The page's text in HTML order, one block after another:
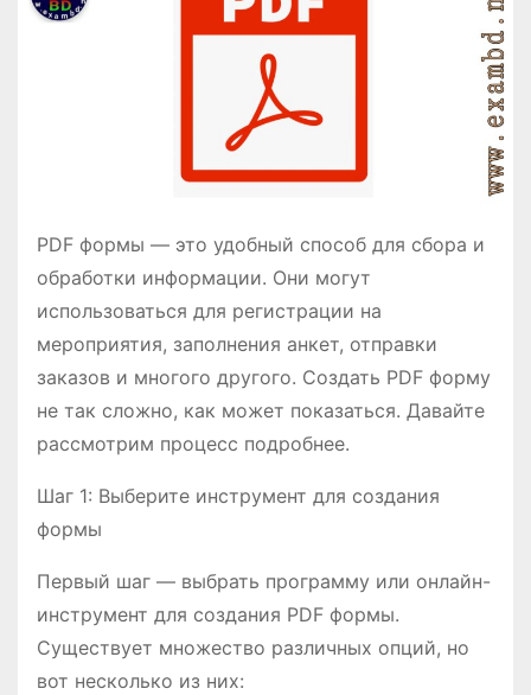
PDF формы — это удобный способ для сбора и
обработки информации. Они могут
использоваться для регистрации на
мероприятия, заполнения анкет, отправки
заказов и многого другого. Создать PDF форму
не так сложно, как может показаться. Давайте
рассмотрим процесс подробнее.
Шаг 1: Выберите инструмент для создания
формы
Первый шаг — выбрать программу или онлайн-
инструмент для создания PDF формы.
Существует множество различных опций, но
вот несколько из них: